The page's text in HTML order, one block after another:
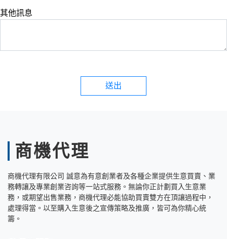
其他訊息
送出
商機代理
商機代理有限公司 誠意為有意創業者及各種企業提供生意買賣、業
務轉讓及專業創業咨詢等一站式服務。無論你正計劃買入生意業
務，或期望出售業務，商機代理必能協助買賣雙方在頂讓過程中，
處理得當。以至購入生意後之宣傳策略及推廣，皆可為你精心統
籌。